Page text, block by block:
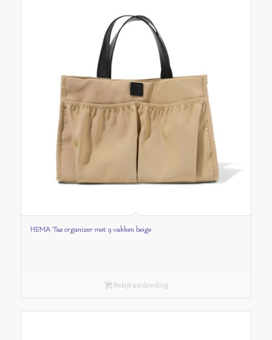
HEMA Tas organizer met 9 vakken beige
Bekijk aanbieding